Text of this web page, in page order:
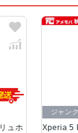
カラー
サイズ
アウト
Xperia 5 IV
ジャンク品